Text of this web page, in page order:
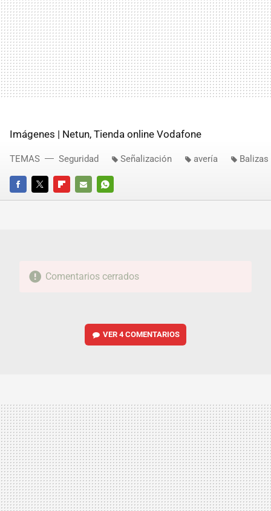
Imágenes | Netun, Tienda online Vodafone
FACEBOOKTWITTERFLIPBOARD
E-
WHATSAPP
TEMAS Seguridad Señalización avería Balizas
Comentarios cerrados
VER4 COMENTARIOS